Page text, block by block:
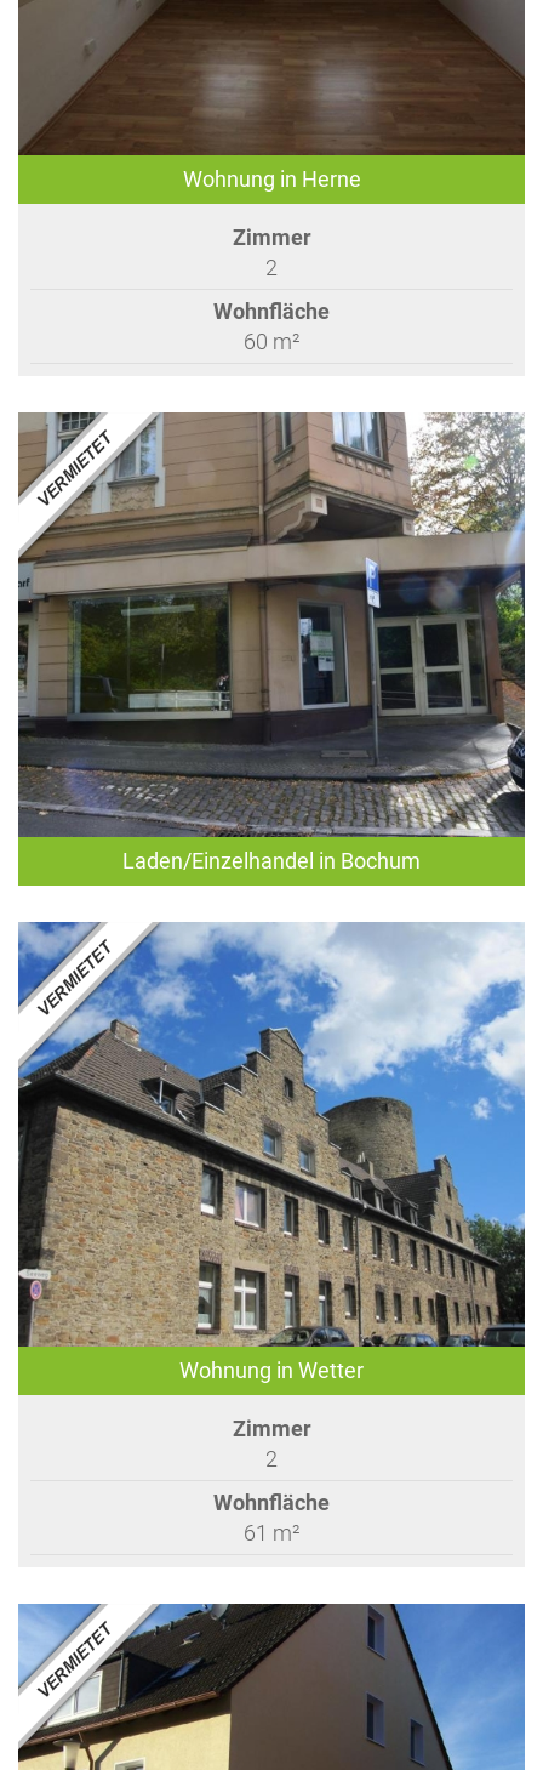
Wohnung in Herne
Zimmer
2
Wohnfläche
60 m²
Laden/Einzelhandel in Bochum
Wohnung in Wetter
Zimmer
2
Wohnfläche
61 m²